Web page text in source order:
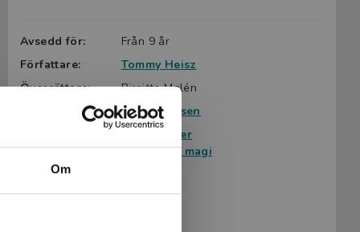
Om
Avsedd för:
Från 9 år
Författare:
Tommy Heisz
Översättare:
Birgitta Melén
Mytiska väsen
Faktaböcker
Häxor och magi
Språk:
Lättlästnivå:
Nivå 2